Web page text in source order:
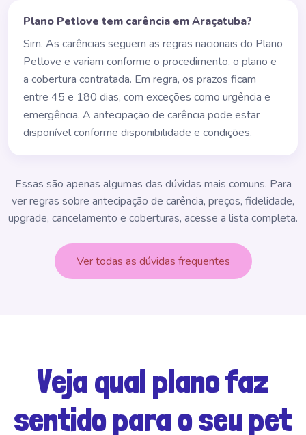
Plano Petlove tem carência em Araçatuba?
Sim. As carências seguem as regras nacionais do Plano
Petlove e variam conforme o procedimento, o plano e
a cobertura contratada. Em regra, os prazos ficam
entre 45 e 180 dias, com exceções como urgência e
emergência. A antecipação de carência pode estar
disponível conforme disponibilidade e condições.
Essas são apenas algumas das dúvidas mais comuns. Para
ver regras sobre antecipação de carência, preços, fidelidade,
upgrade, cancelamento e coberturas, acesse a lista completa.
Ver todas as dúvidas frequentes
Veja qual plano faz
sentido para o seu pet